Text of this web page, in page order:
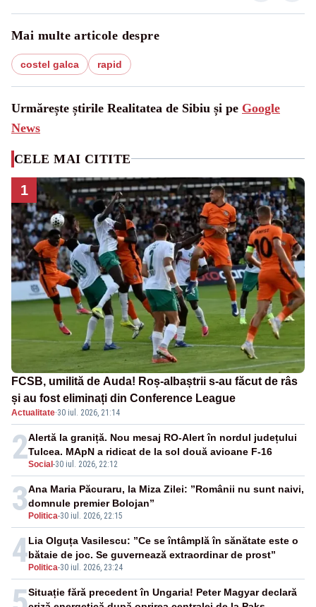
Mai multe articole despre
costel galca rapid
Urmărește știrile Realitatea de Sibiu și pe Google
News
CELE MAI CITITE
1
FCSB, umilită de Auda! Roș-albaștrii s-au făcut de râs
și au fost eliminați din Conference League
Actualitate·30 iul. 2026, 21:14
2Social -30 iul. 2026, 22:12
Alertă la graniță. Nou mesaj RO-Alert în nordul județului
Tulcea. MApN a ridicat de la sol două avioane F-16
3 Politica-30 iul. 2026, 22:15
Ana Maria Păcuraru, la Miza Zilei: ”Românii nu sunt naivi,
domnule premier Bolojan”
4 Politica-30 iul. 2026, 23:24
Lia Olguța Vasilescu: ”Ce se întâmplă în sănătate este o
bătaie de joc. Se guvernează extraordinar de prost”
Situație fără precedent în Ungaria! Peter Magyar declară